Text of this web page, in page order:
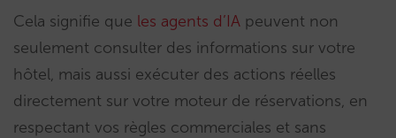
Cela signifie que les agents d’IA peuvent non
seulement consulter des informations sur votre
hôtel, mais aussi exécuter des actions réelles
directement sur votre moteur de réservations, en
respectant vos règles commerciales et sans